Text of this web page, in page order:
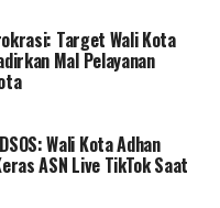
bersama dirinya pada
antara warga
satu wadah
Taha. Hanya
yakni “Ito Nga’amila
Target Wali Kota
Mal Pelayanan
Wali Kota Adhan
ASN Live TikTok Saat